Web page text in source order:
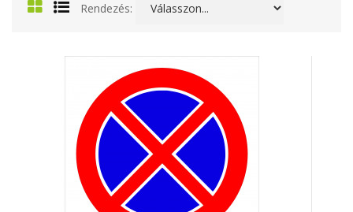
Rendezés: